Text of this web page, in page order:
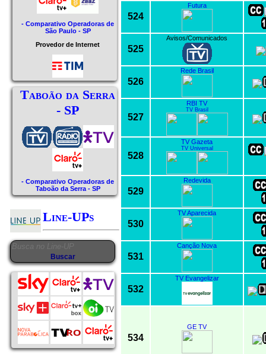
- Comparativo Operadoras de
São Paulo - SP
Provedor de Internet
Taboão da Serra
- SP
- Comparativo Operadoras de
Taboão da Serra - SP
Line-UPs
524
Futura
525
Avisos/Comunicados
526
Rede Brasil
527
RBI TV
TV Brasil
528
TV Gazeta
TV Universal
529
Redevida
530
TV Aparecida
531
Canção Nova
532
TV Evangelizar
534
GE TV